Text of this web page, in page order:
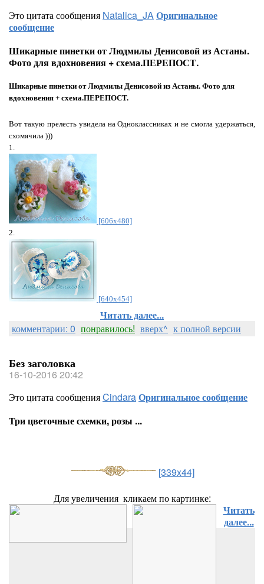
Это цитата сообщения Natalica_JAОригинальное
сообщение
Шикарные пинетки от Людмилы Денисовой из Астаны.
Фото для вдохновения + схема.ПЕРЕПОСТ.
Шикарные пинетки от Людмилы Денисовой из Астаны. Фото для
вдохновения + схема.ПЕРЕПОСТ.
Вот такую прелесть увидела на Одноклассниках и не смогла удержаться,
схомячила )))
1.
[606x480]
2.
[640x454]
Читать далее...
комментарии: 0 понравилось! вверх^ к полной версии
Без заголовка
16-10-2016 20:42
Это цитата сообщенияCindaraОригинальное сообщение
Три цветочные схемки, розы ...
[339x44]
Для увеличения кликаем по картинке:
Читать
далее...